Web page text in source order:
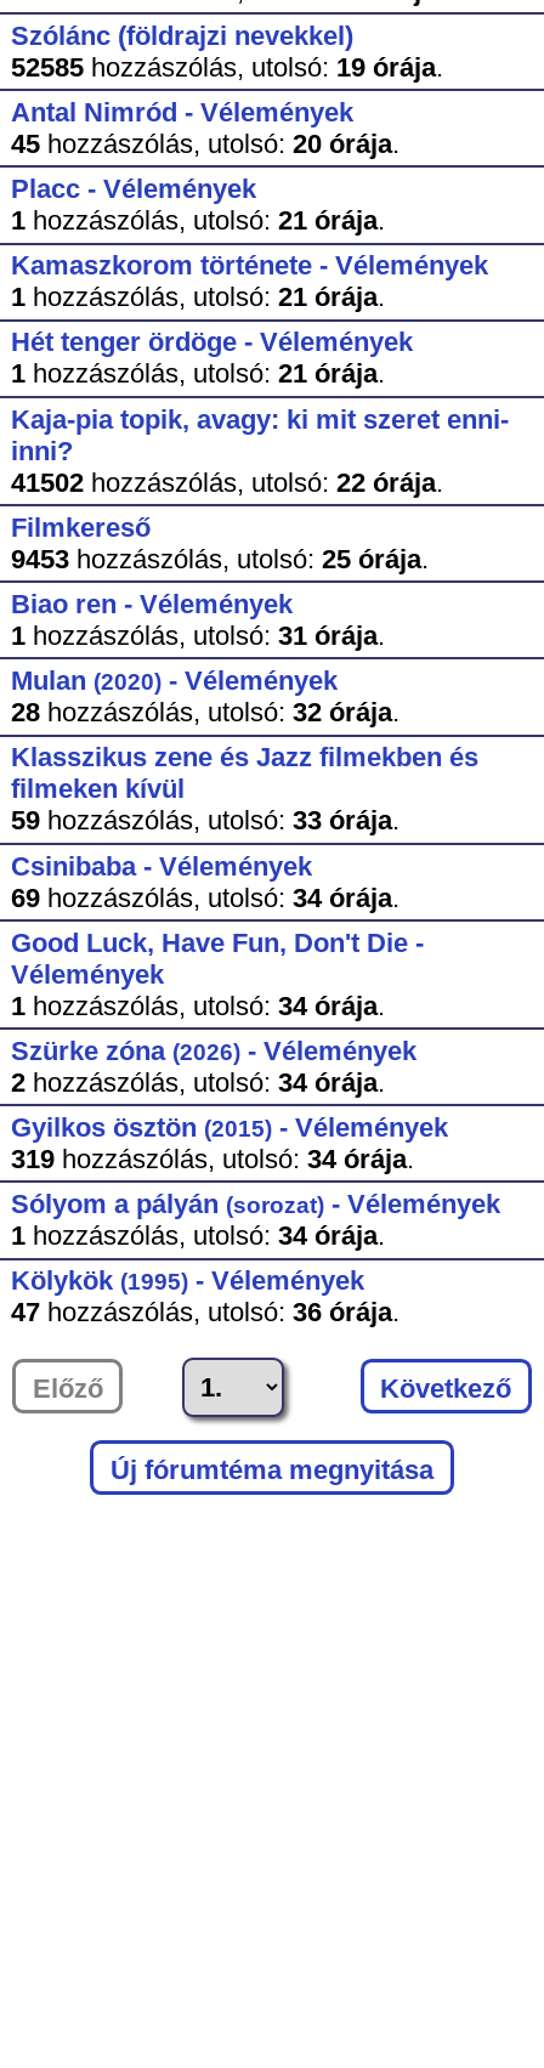
Szólánc (földrajzi nevekkel)
52585hozzászólás, utolsó: 19 órája.
Antal Nimród - Vélemények
45hozzászólás, utolsó: 20 órája.
Placc - Vélemények
1hozzászólás, utolsó: 21 órája.
Kamaszkorom története - Vélemények
1hozzászólás, utolsó: 21 órája.
Hét tenger ördöge - Vélemények
1hozzászólás, utolsó: 21 órája.
Kaja-pia topik, avagy: ki mit szeret enni-
inni?
41502hozzászólás, utolsó: 22 órája.
Filmkereső
9453hozzászólás, utolsó: 25 órája.
Biao ren - Vélemények
1hozzászólás, utolsó: 31 órája.
Mulan (2020)- Vélemények
28hozzászólás, utolsó: 32 órája.
Klasszikus zene és Jazz filmekben és
filmeken kívül
59hozzászólás, utolsó: 33 órája.
Csinibaba - Vélemények
69hozzászólás, utolsó: 34 órája.
Good Luck, Have Fun, Don't Die -
Vélemények
1hozzászólás, utolsó: 34 órája.
Szürke zóna (2026)- Vélemények
2hozzászólás, utolsó: 34 órája.
Gyilkos ösztön (2015)- Vélemények
319hozzászólás, utolsó: 34 órája.
Sólyom a pályán (sorozat)- Vélemények
1hozzászólás, utolsó: 34 órája.
Kölykök (1995)- Vélemények
47hozzászólás, utolsó: 36 órája.
Előző Következő
Új fórumtéma megnyitása